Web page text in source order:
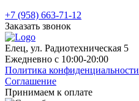
+7 (958) 663-71-12
Заказать звонок
Елец, ул. Радиотехническая 5
Ежедневно с 10:00-20:00
Политика конфиденциальности
Соглашение
Принимаем к оплате